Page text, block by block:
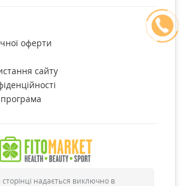
оферти
сайту
надається виключно в